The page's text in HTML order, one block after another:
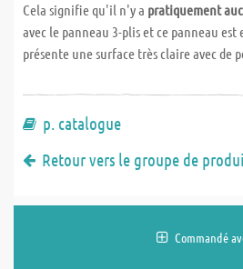
Cela signifie qu'il n'y a pratiquement
avec le panneau 3-plis et ce panneau est
présente une surface très claire avec de
p. catalogue
Retour vers le groupe de
Commandé